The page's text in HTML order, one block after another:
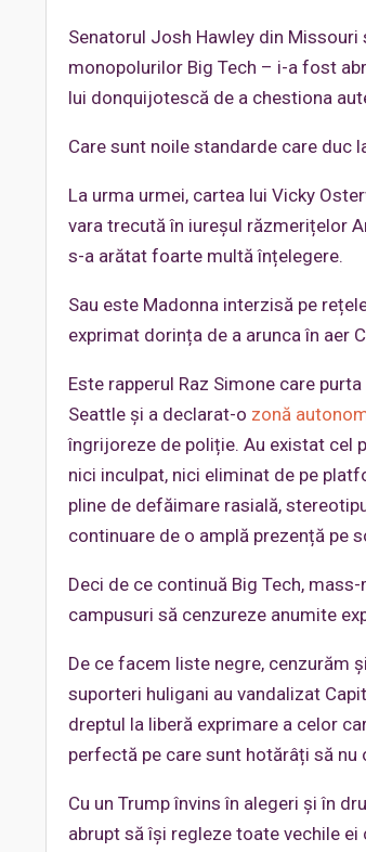
Senatorul Josh Hawley din
monopolurilor Big Tech – i-a fost
lui donquijotescă de a chestiona
Care sunt noile standarde care duc
La urma urmei, cartea lui Vicky
vara trecută în iureșul răzmerițelor
s-a arătat foarte multă înțelegere.
Sau este Madonna interzisă pe
exprimat dorința de a arunca în aer
Este rapperul Raz Simone care
Seattle și a declarat-o zonă
îngrijoreze de poliție. Au existat cel
nici inculpat, nici eliminat de pe
pline de defăimare rasială,
continuare de o amplă prezență pe
Deci de ce continuă Big Tech,
campusuri să cenzureze anumite
De ce facem liste negre, cenzurăm
suporteri huligani au vandalizat
dreptul la liberă exprimare a celor
perfectă pe care sunt hotărâți să nu
Cu un Trump învins în alegeri și în
abrupt să își regleze toate vechile